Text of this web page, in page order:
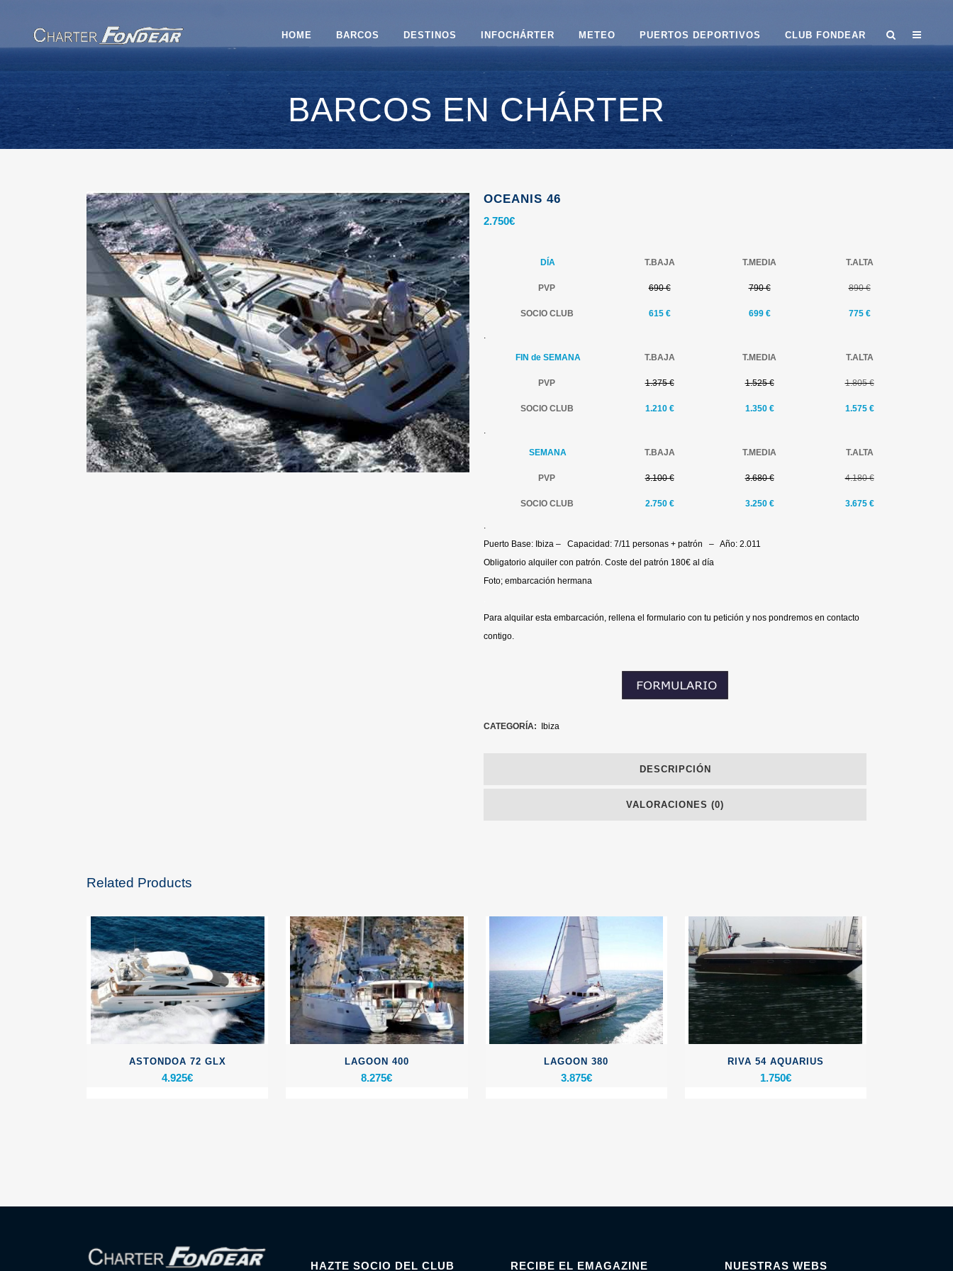
HOME BARCOS DESTINOS INFOCHÁRTER METEO PUERTOS DEPORTIVOS CLUB FONDEAR
BARCOS EN CHÁRTER
OCEANIS 46
2.750€
DÍA T.BAJA T.MEDIA T.ALTA
PVP 690 € 790 € 890 €
SOCIO CLUB 615 € 699€ 775 €
.
FIN de SEMANA T.BAJA T.MEDIA T.ALTA
PVP 1.375 € 1.525 € 1.805 €
SOCIO CLUB 1.210 € 1.350€ 1.575 €
.
SEMANA T.BAJA T.MEDIA T.ALTA
PVP 3.100 € 3.680 € 4.180 €
SOCIO CLUB 2.750 € 3.250€ 3.675 €
.
Puerto Base: Ibiza – Capacidad: 7/11 personas + patrón – Año: 2.011
Obligatorio alquiler con patrón. Coste del patrón 180€ al día
Foto; embarcación hermana
Para alquilar esta embarcación, rellena el formulario con tu petición y nos pondremos en contacto
contigo.
CATEGORÍA: Ibiza
DESCRIPCIÓN
VALORACIONES (0)
Related Products
ASTONDOA 72 GLX
4.925€
LAGOON 400
8.275€
LAGOON 380
3.875€
RIVA 54 AQUARIUS
1.750€
HAZTE SOCIO DEL CLUB RECIBE EL EMAGAZINE NUESTRAS WEBS